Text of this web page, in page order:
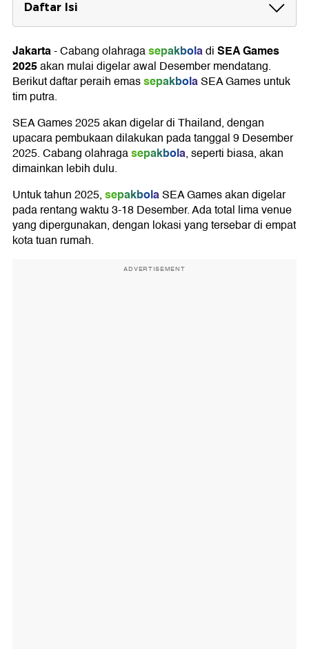
Daftar Isi
Daftar Peraih Medali Emas Sepakbola SEA
Games
Jakarta-Cabang olahragasepakboladiSEA Games
2025akan mulai digelar awal Desember mendatang.
Berikut daftar peraih emassepakbolaSEA Games untuk
tim putra.
SEA Games 2025 akan digelar di Thailand, dengan
upacara pembukaan dilakukan pada tanggal 9 Desember
2025. Cabang olahragasepakbola, seperti biasa, akan
dimainkan lebih dulu.
Untuk tahun 2025,sepakbolaSEA Games akan digelar
pada rentang waktu 3-18 Desember. Ada total lima venue
yang dipergunakan, dengan lokasi yang tersebar di empat
kota tuan rumah.
ADVERTISEMENT